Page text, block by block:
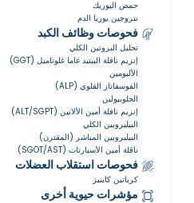
حمض اليوريك
نتروجين يوريا الدم
فحوصات وظائف الكبد
تحليل البروتين الكلي
إنزيم ناقلة الببتيد غاما غلوتاميل (GGT)
الألبومين
الفوسفاتاز القلوي (ALP)
الجلوبيولين
إنزيم ناقلة أمين الألانين (ALT/SGPT)
البيليروبين الكلي
البيليروبين المباشر (المقترن)
ناقلة أمين الأسبارتات (SGOT/AST)
فحوصات استقلاب العضلات
كرياتين كاينيز
مؤشرات حيوية أخرى